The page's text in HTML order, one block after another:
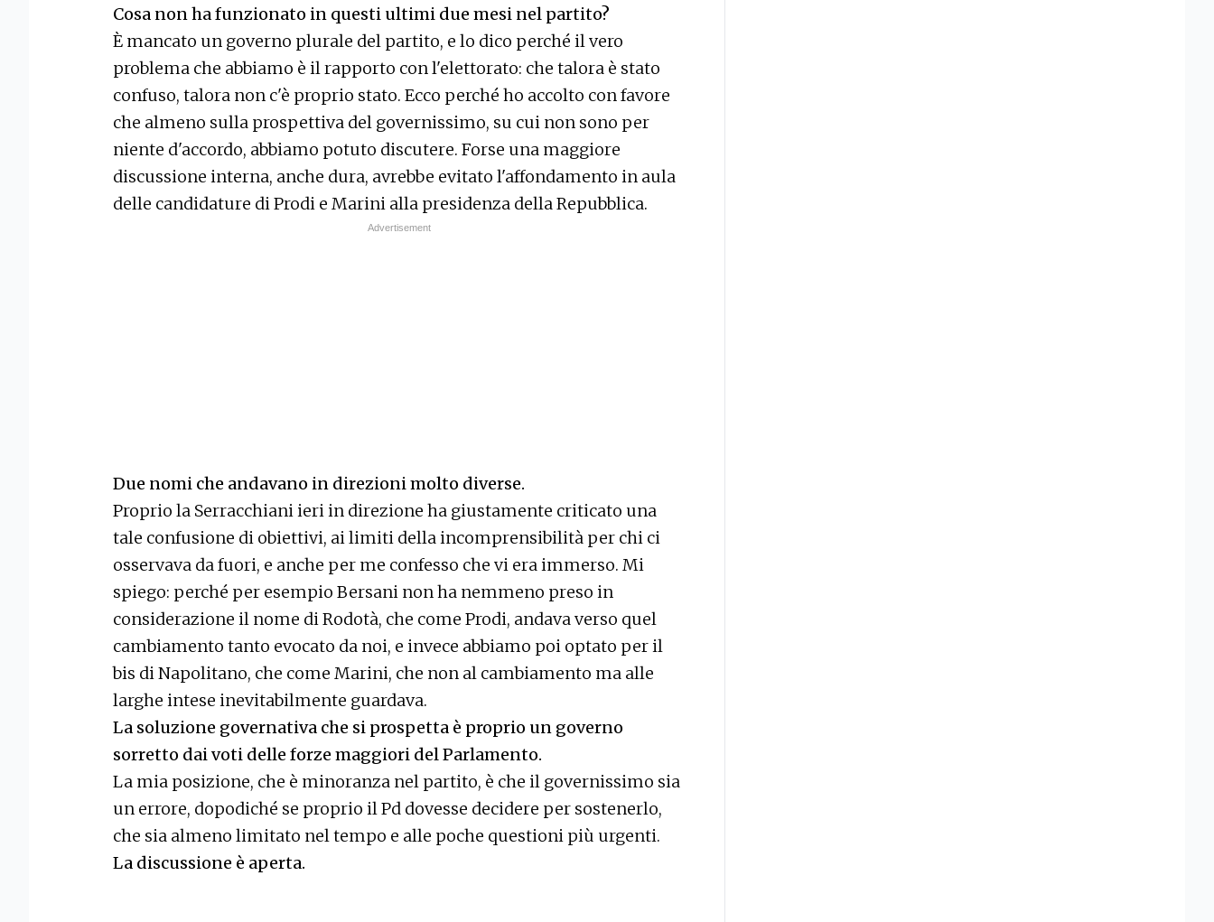
Cosa non ha funzionato in questi ultimi due mesi nel partito?
È mancato un governo plurale del partito, e lo dico perché il vero
problema che abbiamo è il rapporto con l'elettorato: che talora è stato
confuso, talora non c'è proprio stato. Ecco perché ho accolto con favore
che almeno sulla prospettiva del governissimo, su cui non sono per
niente d'accordo, abbiamo potuto discutere. Forse una maggiore
discussione interna, anche dura, avrebbe evitato l'affondamento in aula
delle candidature di Prodi e Marini alla presidenza della Repubblica.
Due nomi che andavano in direzioni molto diverse.
Proprio la Serracchiani ieri in direzione ha giustamente criticato una
tale confusione di obiettivi, ai limiti della incomprensibilità per chi ci
osservava da fuori, e anche per me confesso che vi era immerso. Mi
spiego: perché per esempio Bersani non ha nemmeno preso in
considerazione il nome di Rodotà, che come Prodi, andava verso quel
cambiamento tanto evocato da noi, e invece abbiamo poi optato per il
bis di Napolitano, che come Marini, che non al cambiamento ma alle
larghe intese inevitabilmente guardava.
La soluzione governativa che si prospetta è proprio un governo
sorretto dai voti delle forze maggiori del Parlamento.
La mia posizione, che è minoranza nel partito, è che il governissimo sia
un errore, dopodiché se proprio il Pd dovesse decidere per sostenerlo,
che sia almeno limitato nel tempo e alle poche questioni più urgenti.
La discussione è aperta.